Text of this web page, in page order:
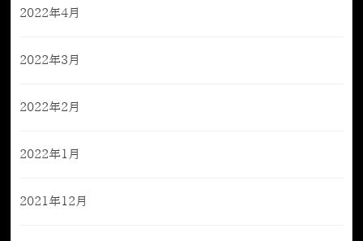
2022年4月
2022年3月
2022年2月
2022年1月
2021年12月